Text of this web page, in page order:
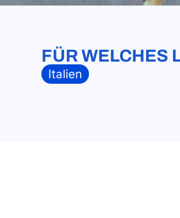
FÜR WELCHES
Italien